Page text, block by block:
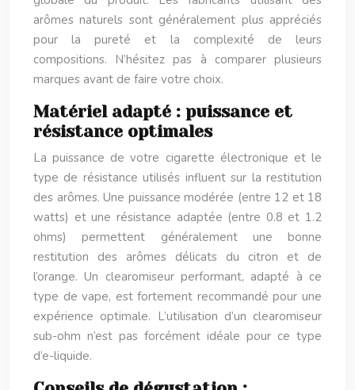
arômes naturels sont généralement plus appréciés
pour la pureté et la complexité de leurs
compositions. N’hésitez pas à comparer plusieurs
marques avant de faire votre choix.
Matériel adapté : puissance et
résistance optimales
La puissance de votre cigarette électronique et le
type de résistance utilisés influent sur la restitution
des arômes. Une puissance modérée (entre 12 et 18
watts) et une résistance adaptée (entre 0.8 et 1.2
ohms) permettent généralement une bonne
restitution des arômes délicats du citron et de
l’orange. Un clearomiseur performant, adapté à ce
type de vape, est fortement recommandé pour une
expérience optimale. L’utilisation d’un clearomiseur
sub-ohm n’est pas forcément idéale pour ce type
d’e-liquide.